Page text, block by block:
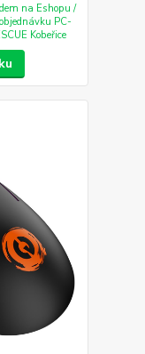
na Eshopu /
PC-
Kobeřice